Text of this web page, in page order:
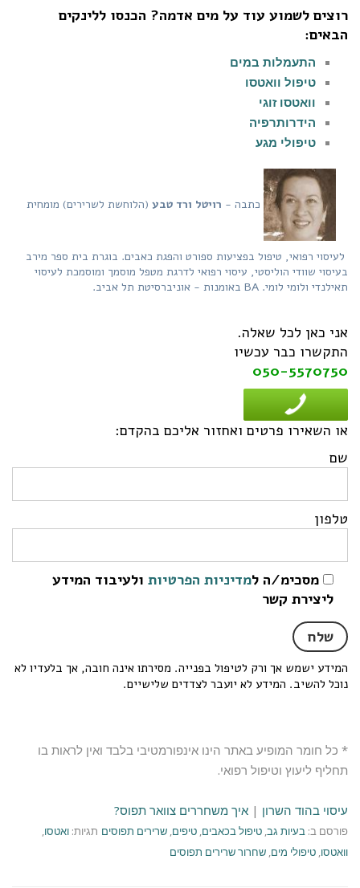
רוצים לשמוע עוד על מים אדמה? הכנסו ללינקים
הבאים:
התעמלות במים
טיפול וואטסו
וואטסו זוגי
הידרותרפיה
טיפולי מגע
כתבה - רויטל ורד טבע (הלוחשת לשרירים) מומחית
לעיסוי רפואי, טיפול בפציעות ספורט והפגת כאבים. בוגרת בית ספר מירב
בעיסוי שוודי הוליסטי, עיסוי רפואי לדרגת מטפל מוסמך ומוסמכת לעיסוי
תאילנדי ולומי לומי. BA באומנות - אוניברסיטת תל אביב.
אני כאן לכל שאלה.
התקשרו כבר עכשיו
050-5570750
או השאירו פרטים ואחזור אליכם בהקדם:
שם
טלפון
מסכימ/ה למדיניות הפרטיות ולעיבוד המידע
ליצירת קשר
המידע ישמש אך ורק לטיפול בפנייה. מסירתו אינה חובה, אך בלעדיו לא
נוכל להשיב. המידע לא יועבר לצדדים שלישיים.
* כל חומר המופיע באתר הינו אינפורמטיבי בלבד ואין לראות בו
תחליף ליעוץ וטיפול רפואי.
עיסוי בהוד השרון | איך משחררים צוואר תפוס?
פורסם ב: בעיות גב, טיפול בכאבים, טיפים, שרירים תפוסים תגיות: ואטסו,
וואטסו, טיפולי מים, שחרור שרירים תפוסים